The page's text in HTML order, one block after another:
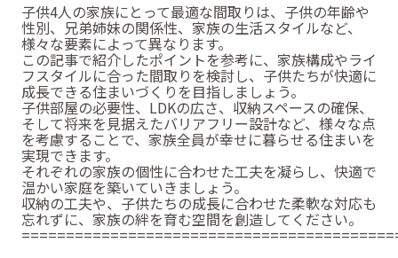
子供4人の家族にとって最適な間取りは、子供の年齢や
性別、兄弟姉妹の関係性、家族の生活スタイルなど、
様々な要素によって異なります。
この記事で紹介したポイントを参考に、家族構成やライ
フスタイルに合った間取りを検討し、子供たちが快適に
成長できる住まいづくりを目指しましょう。
子供部屋の必要性、LDKの広さ、収納スペースの確保、
そして将来を見据えたバリアフリー設計など、様々な点
を考慮することで、家族全員が幸せに暮らせる住まいを
実現できます。
それぞれの家族の個性に合わせた工夫を凝らし、快適で
温かい家庭を築いていきましょう。
収納の工夫や、子供たちの成長に合わせた柔軟な対応も
忘れずに、家族の絆を育む空間を創造してください。